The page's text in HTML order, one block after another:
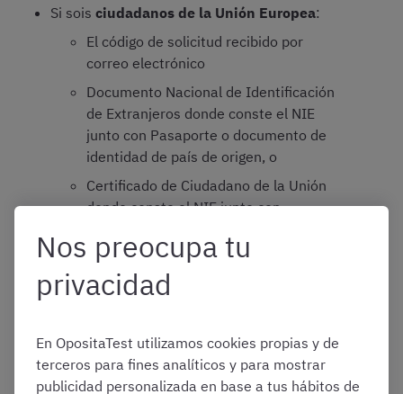
Si sois ciudadanos de la Unión Europea:
El código de solicitud recibido por
correo electrónico
Documento Nacional de Identificación
de Extranjeros donde conste el NIE
junto con Pasaporte o documento de
identidad de país de origen, o
Certificado de Ciudadano de la Unión
donde conste el NIE junto con
de país de origen, o
Documento oficial de concesión del
NIF/NIE, junto con el pasaporte o el
origen
En caso de serciudadano extranjero:
Nos preocupa tu
privacidad
En OpositaTest utilizamos cookies propias y de
terceros para fines analíticos y para mostrar
publicidad personalizada en base a tus hábitos de